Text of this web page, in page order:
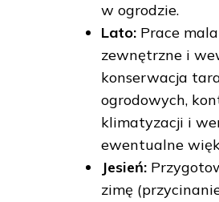
w ogrodzie.
Lato: Prace
zewnętrzne i
konserwacja
ogrodowych,
klimatyzacji i
ewentualne
Jesień:
zimę